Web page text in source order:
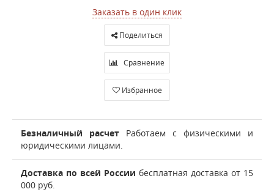
Заказать в один клик
Поделиться
Сравнение
Избранное
Безналичный расчет Работаем с физическими и
юридическими лицами.
Доставка по всей России бесплатная доставка от 15
000 руб.